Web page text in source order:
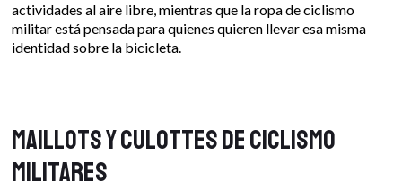
actividades al aire libre, mientras que la ropa de ciclismo
militar está pensada para quienes quieren llevar esa misma
identidad sobre la bicicleta.
Maillots y culottes de ciclismo
militares